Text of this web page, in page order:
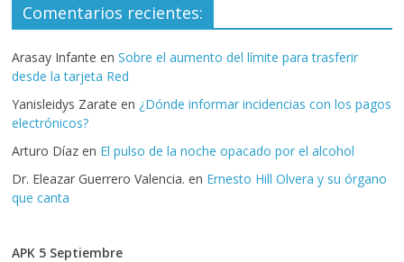
Comentarios recientes:
Arasay Infante enSobre el aumento del límite para trasferir
desde la tarjeta Red
Yanisleidys Zarate en ¿Dónde informar incidencias con los pagos
electrónicos?
Arturo Díaz en El pulso de la noche opacado por el alcohol
Dr. Eleazar Guerrero Valencia. en Ernesto Hill Olvera y su órgano
que canta
APK 5 Septiembre